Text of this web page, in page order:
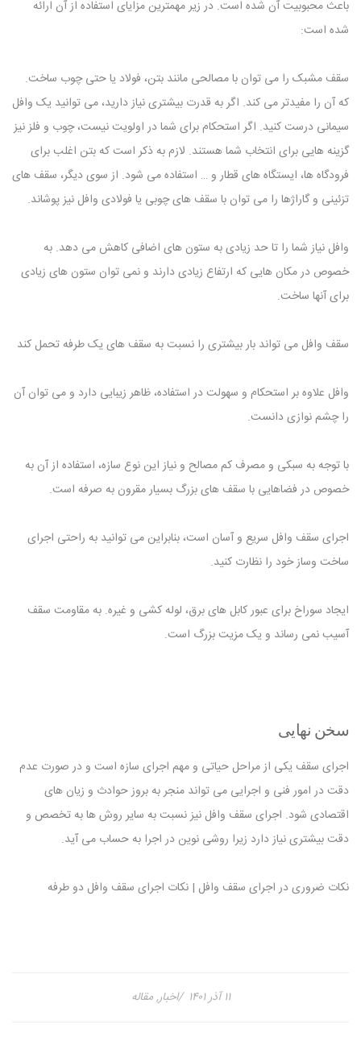
باعث محبوبیت آن شده است. در زیر مهمترین مزایای استفاده از آن ارائه
شده است:
سقف مشبک را می توان با مصالحی مانند بتن، فولاد یا حتی چوب ساخت.
که آن را مفیدتر می کند. اگر به قدرت بیشتری نیاز دارید، می توانید یک وافل
سیمانی درست کنید. اگر استحکام برای شما در اولویت نیست، چوب و فلز نیز
گزینه هایی برای انتخاب شما هستند. لازم به ذکر است که بتن اغلب برای
فرودگاه ها، ایستگاه های قطار و … استفاده می شود. از سوی دیگر، سقف های
تزئینی و گاراژها را می توان با سقف های چوبی یا فولادی وافل نیز پوشاند.
وافل نیاز شما را تا حد زیادی به ستون های اضافی کاهش می دهد. به
خصوص در مکان هایی که ارتفاع زیادی دارند و نمی توان ستون های زیادی
برای آنها ساخت.
سقف وافل می تواند بار بیشتری را نسبت به سقف های یک طرفه تحمل کند
وافل علاوه بر استحکام و سهولت در استفاده، ظاهر زیبایی دارد و می توان آن
را چشم نوازی دانست.
با توجه به سبکی و مصرف کم مصالح و نیاز این نوع سازه، استفاده از آن به
خصوص در فضاهایی با سقف های بزرگ بسیار مقرون به صرفه است.
اجرای سقف وافل سریع و آسان است، بنابراین می توانید به راحتی اجرای
ساخت وساز خود را نظارت کنید.
ایجاد سوراخ برای عبور کابل های برق، لوله کشی و غیره. به مقاومت سقف
آسیب نمی رساند و یک مزیت بزرگ است.
سخن نهایی
اجرای سقف یکی از مراحل حیاتی و مهم اجرای سازه است و در صورت عدم
دقت در امور فنی و اجرایی می تواند منجر به بروز حوادث و زیان های
اقتصادی شود. اجرای سقف وافل نیز نسبت به سایر روش ها به تخصص و
دقت بیشتری نیاز دارد زیرا روشی نوین در اجرا به حساب می آید.
نکات ضروری در اجرای سقف وافل | نکات اجرای سقف وافل دو طرفه
۱۱ آذر ۱۴۰۱ اخبار,مقاله